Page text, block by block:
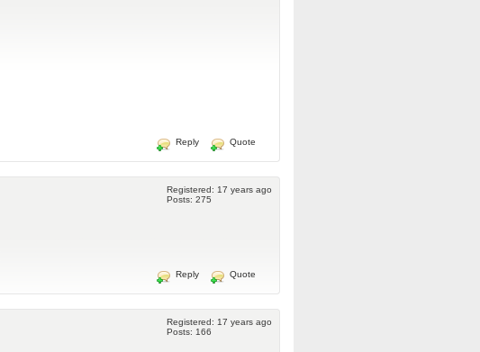
Reply Quote
Registered: 17 years ago
Posts: 275
Reply Quote
Registered: 17 years ago
Posts: 166